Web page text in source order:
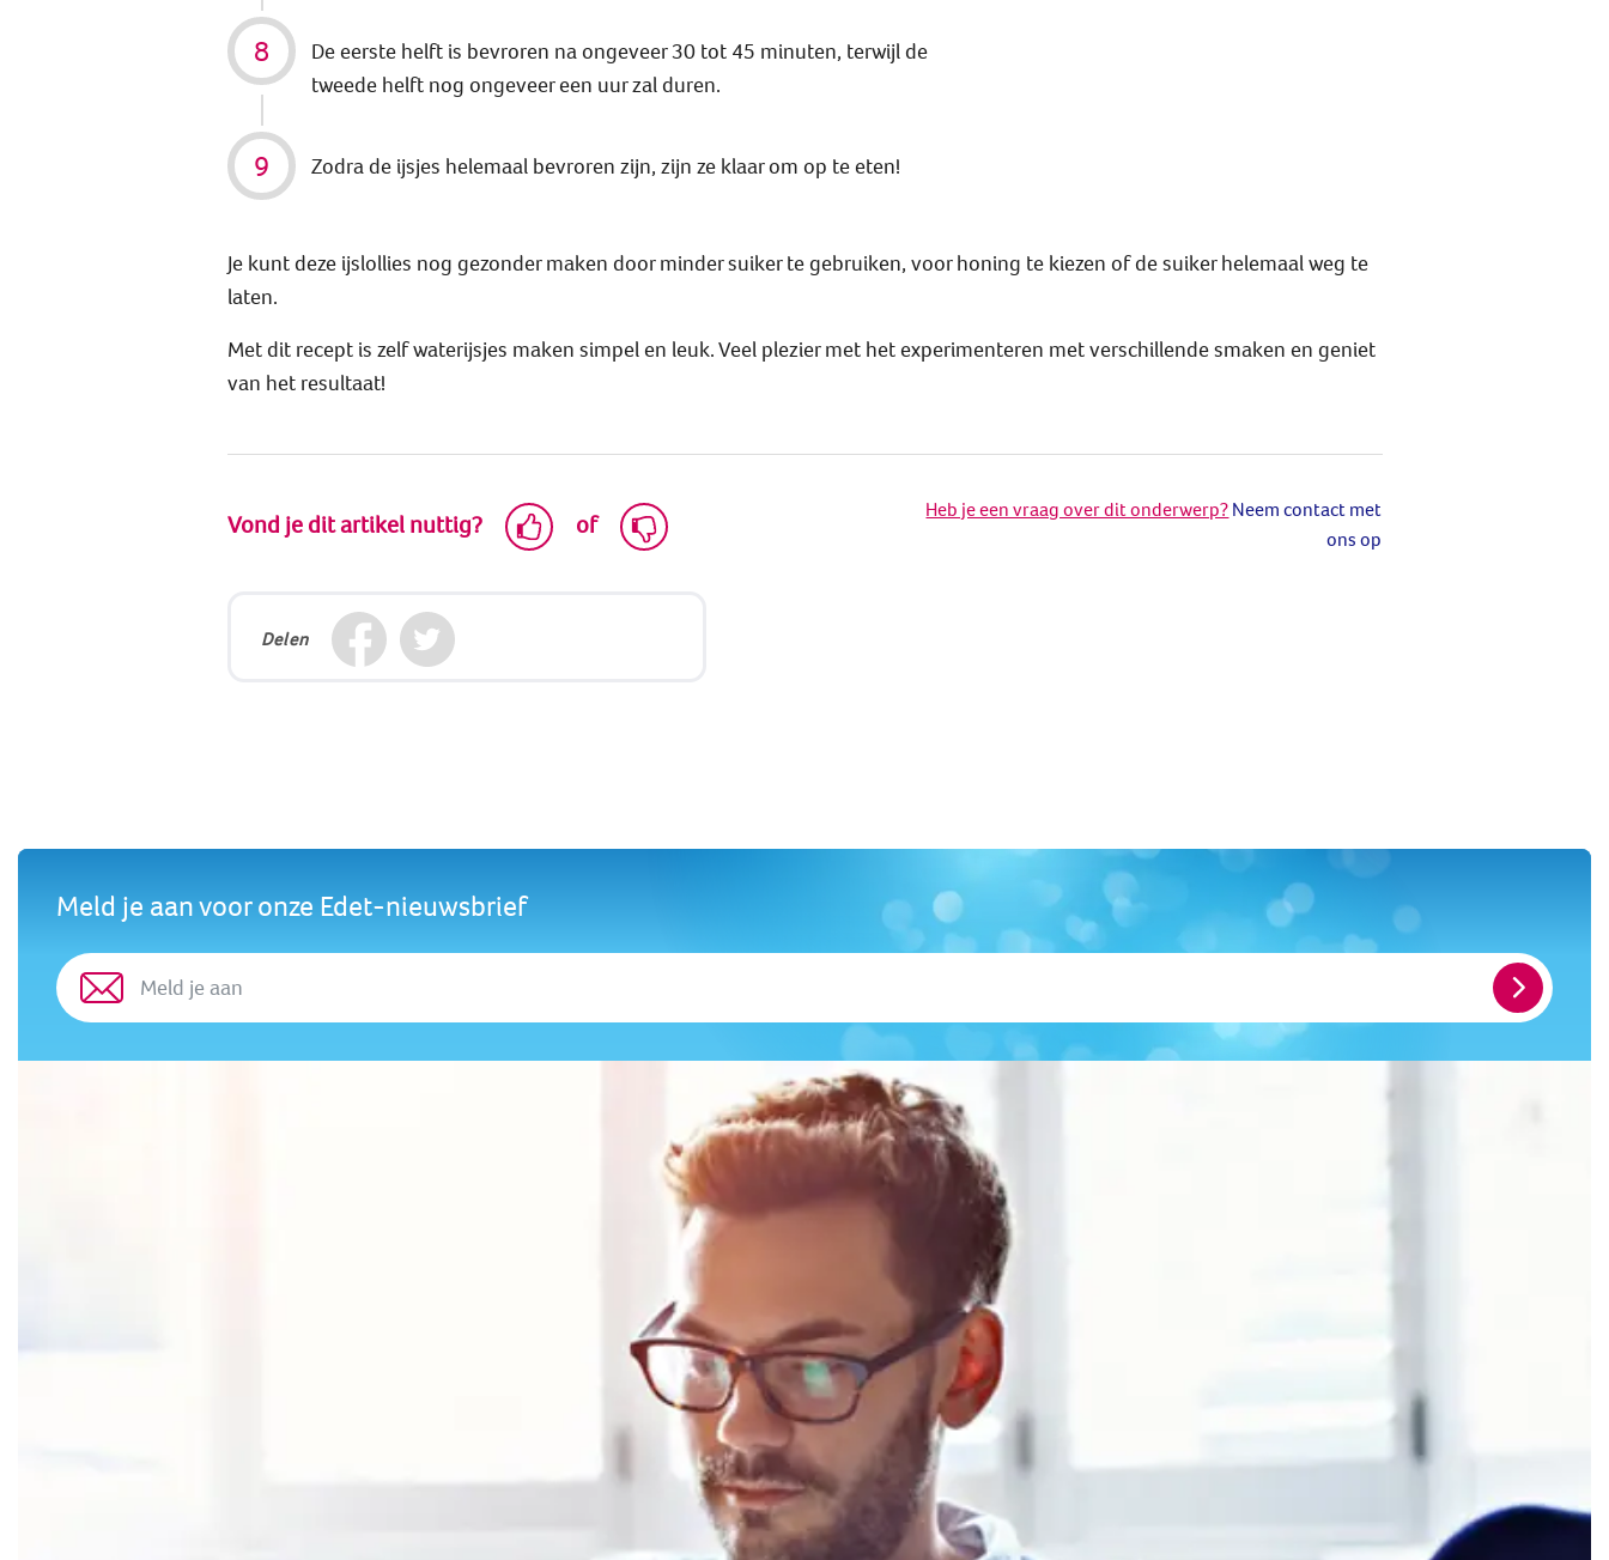
De eerste helft is bevroren na ongeveer 30 tot 45 minuten, terwijl de
tweede helft nog ongeveer een uur zal duren.
Zodra de ijsjes helemaal bevroren zijn, zijn ze klaar om op te eten!
Je kunt deze ijslollies nog gezonder maken door minder suiker te gebruiken, voor honing te kiezen of de suiker helemaal weg te
laten.
Met dit recept is zelf waterijsjes maken simpel en leuk. Veel plezier met het experimenteren met verschillende smaken en geniet
van het resultaat!
Vond je dit artikel nuttig? of Heb je een vraag over dit onderwerp? Neem contact met
ons op
Delen
Meld je aan voor onze Edet-nieuwsbrief
Meld
je
aan